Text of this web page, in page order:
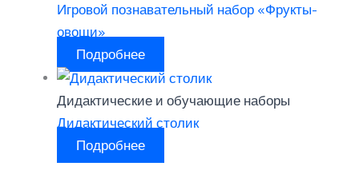
Игровой познавательный набор «Фрукты-
овощи»
Подробнее
Дидактические и обучающие наборы
Дидактический столик
Подробнее